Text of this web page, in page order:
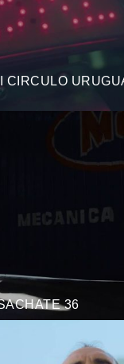
CIRCULO
36